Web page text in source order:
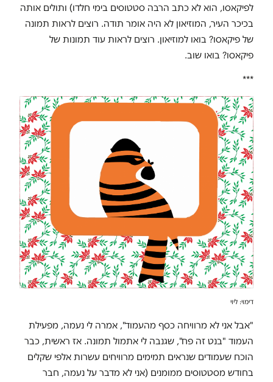
לפיקאסו, הוא לא כתב הרבה סטטוסים בימי חלדו) ותולים אותה
בכיכר העיר, המוזיאון לא היה אומר תודה. רוצים לראות תמונה
של פיקאסו? בואו למוזיאון. רוצים לראות עוד תמונות של
פיקאסו? בואו שוב.
***
דימוי: ליוי
"אבל אני לא מרוויחה כסף מהעמוד", אמרה לי נעמה, מפעילת
העמוד "בנט זה פח", שגנבה לי אתמול תמונה. אז ראשית, כבר
הוכח שעמודים שנראים תמימים מרוויחים עשרות אלפי שקלים
בחודש מסטטוסים ממומנים (אני לא מדבר על נעמה, חבר